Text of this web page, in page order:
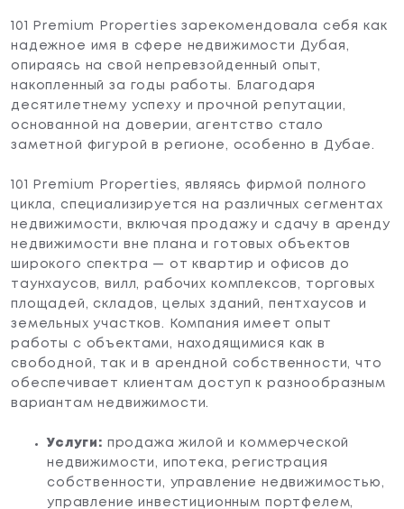
101 Premium Properties зарекомендовала себя как
надежное имя в сфере недвижимости Дубая,
опираясь на свой непревзойденный опыт,
накопленный за годы работы. Благодаря
десятилетнему успеху и прочной репутации,
основанной на доверии, агентство стало
заметной фигурой в регионе, особенно в Дубае.
101 Premium Properties, являясь фирмой полного
цикла, специализируется на различных сегментах
недвижимости, включая продажу и сдачу в аренду
недвижимости вне плана и готовых объектов
широкого спектра — от квартир и офисов до
таунхаусов, вилл, рабочих комплексов, торговых
площадей, складов, целых зданий, пентхаусов и
земельных участков. Компания имеет опыт
работы с объектами, находящимися как в
свободной, так и в арендной собственности, что
обеспечивает клиентам доступ к разнообразным
вариантам недвижимости.
Услуги: продажа жилой и коммерческой
недвижимости, ипотека, регистрация
собственности, управление недвижимостью,
управление инвестиционным портфелем,
Мы используем файлы cookies для улучшения работы сайта.
Оставаясь на нашем сайте, вы соглашаетесь с условиями
файлов cookie
нажмите здесь.